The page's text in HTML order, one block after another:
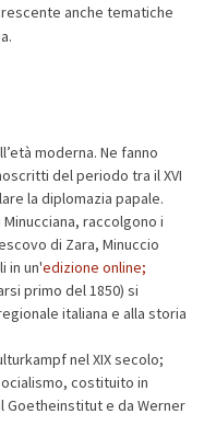
anche tematiche
moderna. Ne fanno
del periodo tra il XVI
la diplomazia papale.
raccolgono i
di Zara, Minuccio
in un'edizione online;
primo del 1850) si
italiana e alla storia
nel XIX secolo;
costituito in
e da Werner